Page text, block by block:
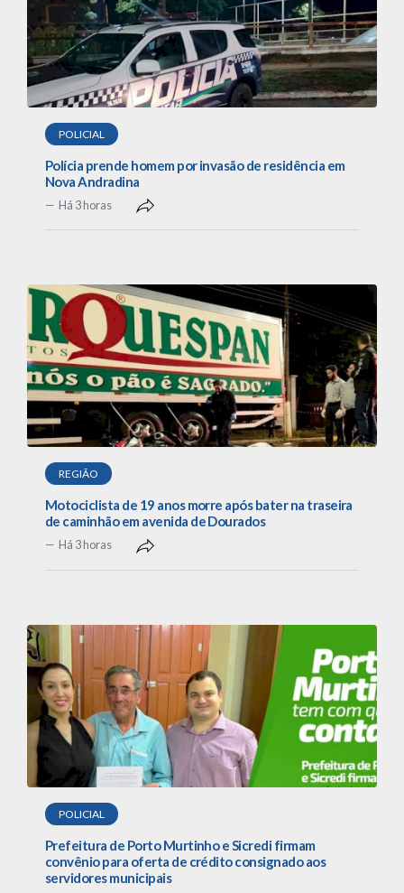
POLICIAL
Polícia prende homem por invasão de residência em
Nova Andradina
Há 3 horas
REGIÃO
Motociclista de 19 anos morre após bater na traseira
de caminhão em avenida de Dourados
Há 3 horas
POLICIAL
Prefeitura de Porto Murtinho e Sicredi firmam
convênio para oferta de crédito consignado aos
servidores municipais